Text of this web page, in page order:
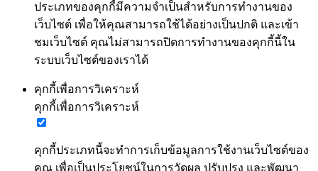
ประเภทของคุกกี้มีความจำเป็นสำหรับการทำงานของ
เว็บไซต์ เพื่อให้คุณสามารถใช้ได้อย่างเป็นปกติ และเข้า
ชมเว็บไซต์ คุณไม่สามารถปิดการทำงานของคุกกี้นี้ใน
ระบบเว็บไซต์ของเราได้
คุกกี้เพื่อการวิเคราะห์
คุกกี้เพื่อการวิเคราะห์
คุกกี้ประเภทนี้จะทำการเก็บข้อมูลการใช้งานเว็บไซต์ของ
คุณ เพื่อเป็นประโยชน์ในการวัดผล ปรับปรุง และพัฒนา